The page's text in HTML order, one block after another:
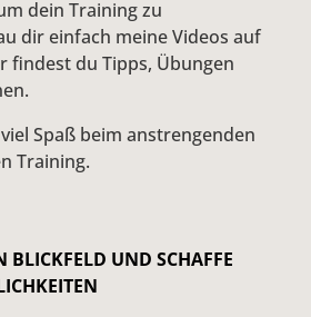
dein Training zu
dir einfach meine Videos auf
findest du Tipps, Übungen
Spaß beim anstrengenden
Training.
BLICKFELD UND SCHAFFE